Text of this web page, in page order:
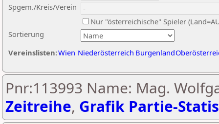
Sortierung
Spgem./Kreis/Verein
Nur "österreichische" Spieler
Vereinslisten:Wien Niederösterreich Burgenland
Pnr:113993 Name: Mag.
Zeitreihe, Grafik Partie-